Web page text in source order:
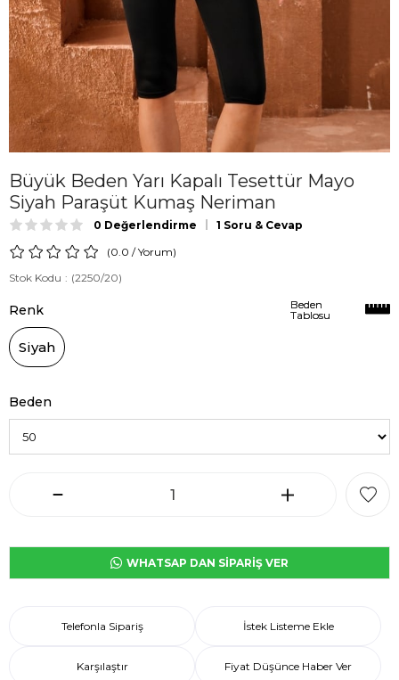
Büyük Beden Yarı Kapalı Tesettür Mayo
Siyah Paraşüt Kumaş Neriman
0 Değerlendirme 1 Soru & Cevap
0.0 /Yorum)
Stok Kodu
(2250/20)
Renk
Siyah
Beden
Beden
Tablosu
Beden
Tablosu
WHATSAP DAN SİPARİŞ VER
Telefonla Sipariş İstek Listeme Ekle
Karşılaştır Fiyat Düşünce Haber Ver